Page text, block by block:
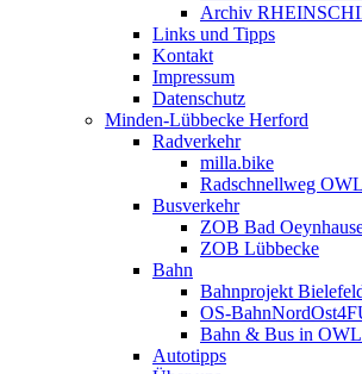
Archiv
Links und Tipps
Kontakt
Impressum
Datenschutz
Minden-Lübbecke Herford
Radverkehr
milla.bike
Radschnellweg OWL
Busverkehr
ZOB Bad
ZOB Lübbecke
Bahn
Bahnprojekt
OS-
Bahn & Bus in
Autotipps